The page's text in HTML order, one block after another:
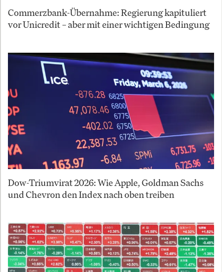
Commerzbank-Übernahme: Regierung kapituliert
vor Unicredit – aber mit einer wichtigen Bedingung
Dow-Triumvirat 2026: Wie Apple, Goldman Sachs
und Chevron den Index nach oben treiben